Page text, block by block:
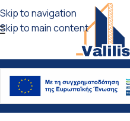
Skip to navigation
Skip to main content